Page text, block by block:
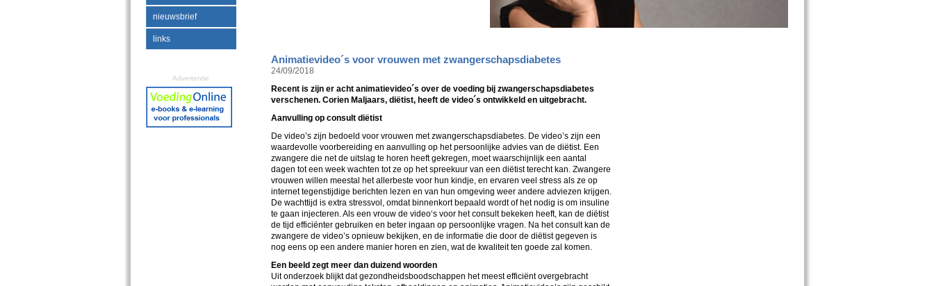
Animatievideo´s voor vrouwen met zwangerschapsdiabetes
24/09/2018
Recent is zijn er acht animatievideo´s over de voeding bij zwangerschapsdiabetes
verschenen. Corien Maljaars, diëtist, heeft de video´s ontwikkeld en uitgebracht.
Aanvulling op consult diëtist
De video’s zijn bedoeld voor vrouwen met zwangerschapsdiabetes. De video’s zijn een
waardevolle voorbereiding en aanvulling op het persoonlijke advies van de diëtist. Een
zwangere die net de uitslag te horen heeft gekregen, moet waarschijnlijk een aantal
dagen tot een week wachten tot ze op het spreekuur van een diëtist terecht kan. Zwangere
vrouwen willen meestal het allerbeste voor hun kindje, en ervaren veel stress als ze op
internet tegenstijdige berichten lezen en van hun omgeving weer andere adviezen krijgen.
De wachttijd is extra stressvol, omdat binnenkort bepaald wordt of het nodig is om insuline
te gaan injecteren. Als een vrouw de video‘s voor het consult bekeken heeft, kan de diëtist
de tijd efficiënter gebruiken en beter ingaan op persoonlijke vragen. Na het consult kan de
zwangere de video’s opnieuw bekijken, en de informatie die door de diëtist gegeven is
nog eens op een andere manier horen en zien, wat de kwaliteit ten goede zal komen.
Een beeld zegt meer dan duizend woorden
Uit onderzoek blijkt dat gezondheidsboodschappen het meest efficiënt overgebracht
nieuwsbrief
links
Advertentie